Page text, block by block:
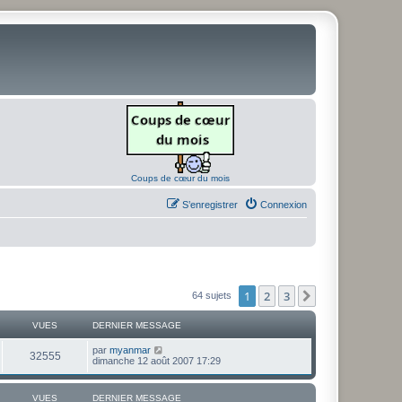
Coups de cœur du mois
Connexion
S’enregistrer
64 sujets 1 2 3
VUES DERNIER MESSAGE
32555V
u
D
e
n
par myanmar
dimanche 12 août 2007 17:29
VUES DERNIER MESSAGE